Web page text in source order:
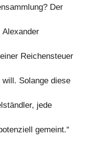
Der
Alexander
Reichensteuer
Solange diese
jede
gemeint.“